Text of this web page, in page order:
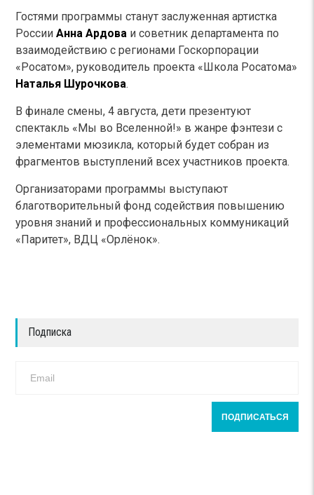
Гостями программы станут заслуженная артистка
РоссииАнна Ардова и советник департамента по
взаимодействию с регионами Госкорпорации
«Росатом», руководитель проекта «Школа Росатома»
Наталья Шурочкова.
В финале смены, 4 августа, дети презентуют
спектакль «Мы во Вселенной!» в жанре фэнтези с
элементами мюзикла, который будет собран из
фрагментов выступлений всех участников проекта.
Организаторами программы выступают
благотворительный фонд содействия повышению
уровня знаний и профессиональных коммуникаций
«Паритет», ВДЦ «Орлёнок».
Подписка